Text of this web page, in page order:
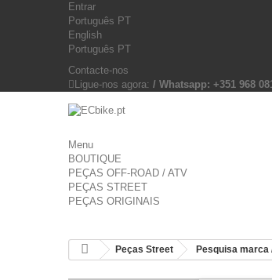
Entrar
Português PT
English
Português PT
Contacte-nos
Ligue-nos agora: / Whatsapp: +351 968
Menu
BOUTIQUE
PEÇAS OFF-ROAD / ATV
PEÇAS STREET
PEÇAS ORIGINAIS
Peças Street Pesquisa marca